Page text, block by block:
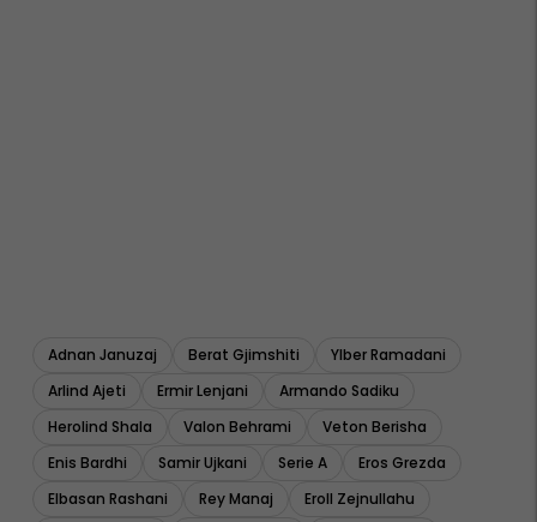
Adnan Januzaj Berat Gjimshiti
Ylber Ramadani
Arlind Ajeti
Ermir Lenjani
Armando Sadiku
Herolind Shala
Valon Behrami
Veton Berisha
Enis Bardhi
Samir Ujkani Serie A
Eros Grezda
Elbasan Rashani
Rey Manaj
Eroll Zejnullahu